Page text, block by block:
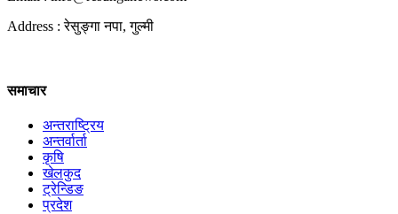
Address : रेसुङ्गा नपा, गुल्मी
समाचार
अन्तराष्ट्रिय
अन्तर्वार्ता
कृषि
खेलकुद
ट्रेन्डिङ
प्रदेश